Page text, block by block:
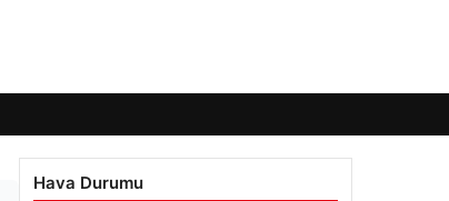
Hava Durumu